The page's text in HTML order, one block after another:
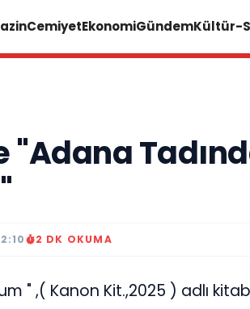
CemiyetEkonomiGündemKültür-
"Adana
2 DK OKUMA
" ,( Kanon Kit.,2025 ) adlı